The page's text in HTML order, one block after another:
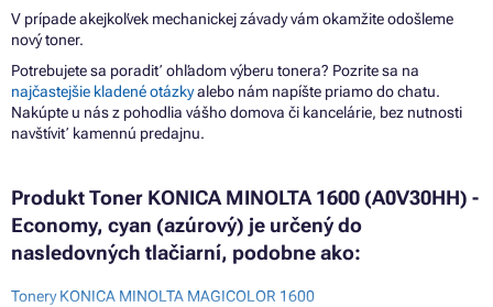
V prípade akejkoľvek mechanickej závady vám okamžite odošleme
nový toner.
Potrebujete sa poradiť ohľadom výberu tonera? Pozrite sa na
najčastejšie kladené otázkyalebo nám napíšte priamo do chatu.
Nakúpte u nás z pohodlia vášho domova či kancelárie, bez nutnosti
navštíviť kamennú predajnu.
Produkt Toner KONICA MINOLTA 1600 (A0V30HH) -
Economy, cyan (azúrový) je určený do
nasledovných tlačiarní, podobne ako:
Tonery KONICA MINOLTA MAGICOLOR 1600